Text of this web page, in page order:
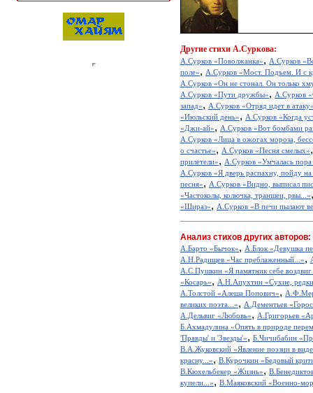
Другие стихи А.Суркова:
А.Сурков «Поволжанка», А.Сурков
поле», А.Сурков «Мост. Подъем. И с
А.Сурков «Он не стонал. Он только
А.Сурков «Пути дружбы», А.Сурков
запад», А.Сурков «Отряд идет в
«Июльский день», А.Сурков «Когда
«Джи-ай», А.Сурков «Вот бомбами
А.Сурков «Лица в ожогах мороза,
о счастье», А.Сурков «Песня смелых»
прилетели», А.Сурков «Умчалась
А.Сурков «Я дверь распахну, пойду
песня», А.Сурков «Видно, выписал
«Частоколы, колючка, траншеи, рвы...»
«Шираз», А.Сурков «В печи пылают
Анализ стихов других авторов:
А.Барто «Бычок», А.Блок «Девушка
А.Н.Радищев «Час преблаженный...»,
А.С.Пушкин «Я памятник себе
«Косарь», А.Н.Апухтин «Сухие,
А.Толстой «Алеша Попович»,
великих поэта...», А.Дементьев
А.Дельвиг «Любовь», А.Григорьев
Б.Ахмадулина «Опять в природе
'Правды' и 'Звезды'», Б.Чичибабин
В.А.Жуковский «Явление поэзии в
красну...», В.Курочкин «Бедовый
В.Кюхельбекер «Жизнь»,
купели...», В.Маяковский «Военно-